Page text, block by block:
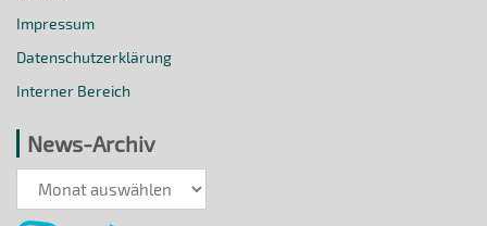
Impressum
Datenschutzerklärung
Interner Bereich
News-Archiv
News-
Archiv